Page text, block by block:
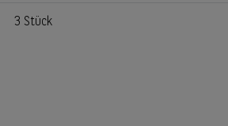
3 Stück